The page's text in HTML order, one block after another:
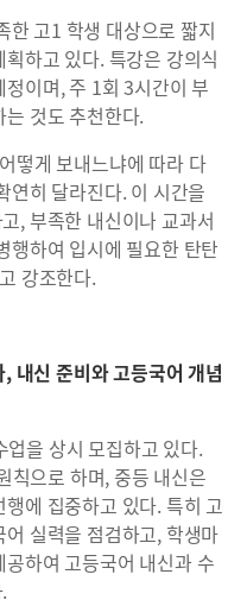
한 고1 학생 대상으로 짧지
하고 있다. 특강은 강의식
이며, 주 1회 3시간이 부
것도 추천한다.
떻게 보내느냐에 따라 다
연히 달라진다. 이 시간을
, 부족한 내신이나 교과서
행하여 입시에 필요한 탄탄
강조한다.
내신 준비와 고등국어 개념
을 상시 모집하고 있다.
칙으로 하며, 중등 내신은
에 집중하고 있다. 특히 고
실력을 점검하고, 학생마
하여 고등국어 내신과 수